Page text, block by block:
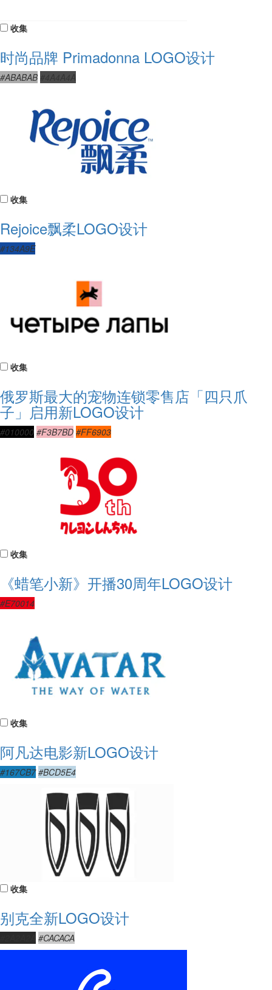
收集
时尚品牌 Primadonna LOGO设计
#ABABAB #4A4A4A
收集
Rejoice飘柔LOGO设计
#134A9E
收集
俄罗斯最大的宠物连锁零售店「四只爪
子」启用新LOGO设计
#010000 #F3B7BD #FF6903
收集
《蜡笔小新》开播30周年LOGO设计
#E70014
收集
阿凡达电影新LOGO设计
#167CB7 #BCD5E4
收集
别克全新LOGO设计
#CACACA